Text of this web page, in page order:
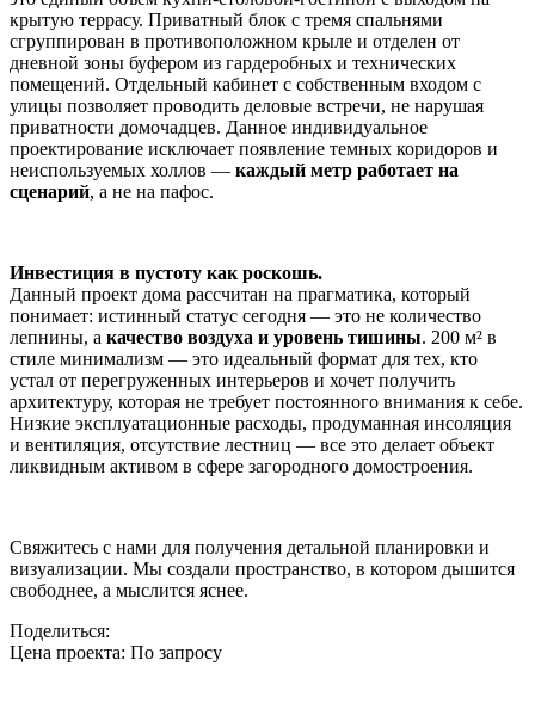
крытую террасу. Приватный блок с тремя спальнями
сгруппирован в противоположном крыле и отделен от
дневной зоны буфером из гардеробных и технических
помещений. Отдельный кабинет с собственным входом с
улицы позволяет проводить деловые встречи, не нарушая
приватности домочадцев. Данное индивидуальное
проектирование исключает появление темных коридоров и
неиспользуемых холлов — каждый метр работает на
сценарий, а не на пафос.
Инвестиция в пустоту как роскошь.
Данный проект дома рассчитан на прагматика, который
понимает: истинный статус сегодня — это не количество
лепнины, а качество воздуха и уровень тишины. 200 м² в
стиле минимализм — это идеальный формат для тех, кто
устал от перегруженных интерьеров и хочет получить
архитектуру, которая не требует постоянного внимания к себе.
Низкие эксплуатационные расходы, продуманная инсоляция
и вентиляция, отсутствие лестниц — все это делает объект
ликвидным активом в сфере загородного домостроения.
Свяжитесь с нами для получения детальной планировки и
визуализации. Мы создали пространство, в котором дышится
свободнее, а мыслится яснее.
Поделиться:
Цена проекта: По запросу